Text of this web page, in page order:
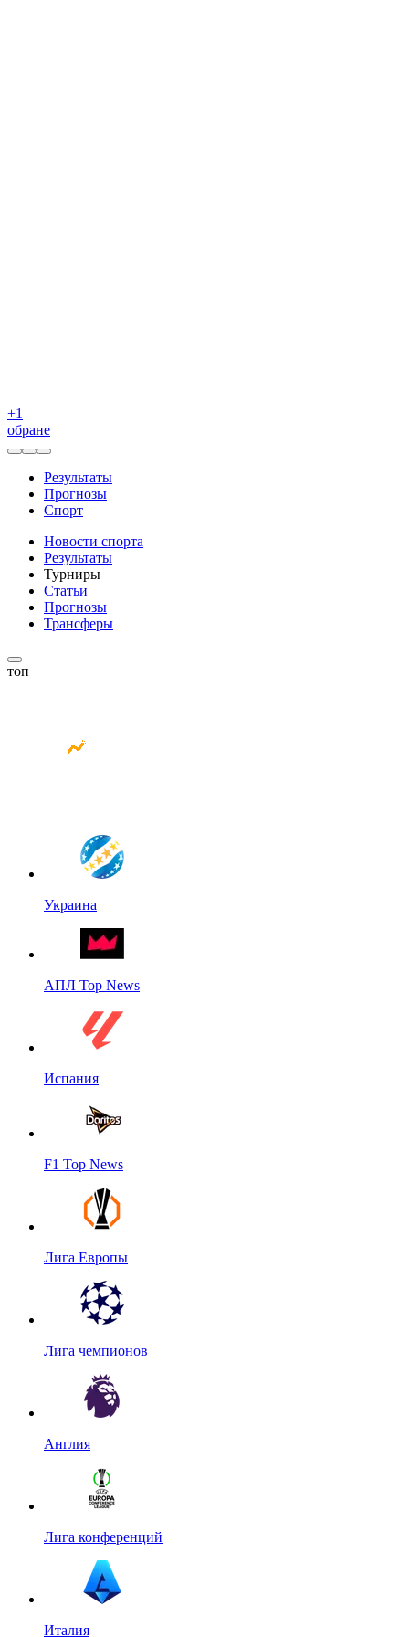
+1
обране
Результаты
Прогнозы
Спорт
Новости спорта
Результаты
Турниры
Статьи
Прогнозы
Трансферы
топ
Украина
АПЛ Top News
Испания
F1 Top News
Лига Европы
Лига чемпионов
Англия
Лига конференций
Италия